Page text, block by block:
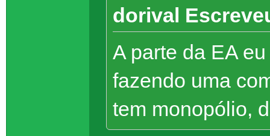
dorival
A parte da EA
fazendo uma
tem monopólio,